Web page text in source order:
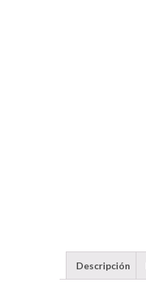
Descripción